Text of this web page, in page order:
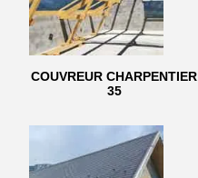
COUVREUR CHARPENTIER
35